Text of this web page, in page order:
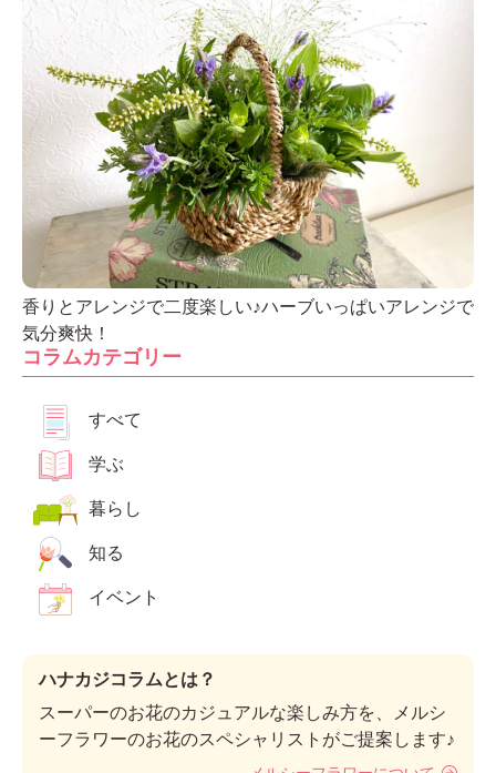
香りとアレンジで二度楽しい♪ハーブいっぱいアレンジで
気分爽快！
コラムカテゴリー
すべて
学ぶ
暮らし
知る
イベント
ハナカジコラムとは？
スーパーのお花のカジュアルな楽しみ方を、メルシ
ーフラワーのお花のスペシャリストがご提案します♪